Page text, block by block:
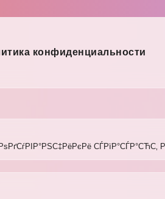
конфиденциальности